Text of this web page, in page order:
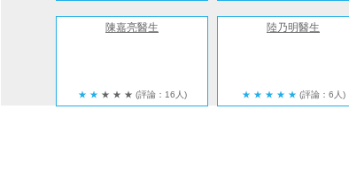
陳嘉亮醫生
★ ★ ★ ★ ★ (評論：16人)
陸乃明醫生
★ ★ ★ ★ ★ (評論：6人)